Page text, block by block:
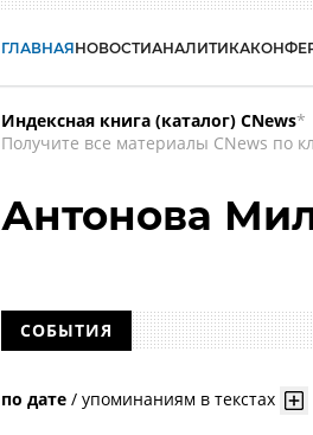
ГЛАВНАЯНОВОСТИАНАЛИТИКА
Индексная книга (каталог) CNews*
Получите все материалы CNews по
Антонова
СОБЫТИЯ
по дате / упоминаниям в текстах